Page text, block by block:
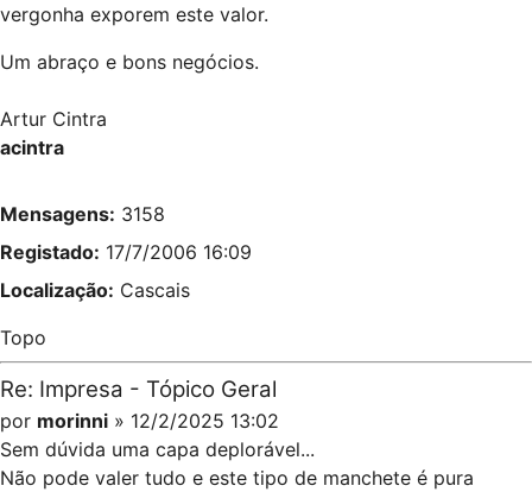
vergonha exporem este valor.
Um abraço e bons negócios.
Artur Cintra
acintra
Mensagens: 3158
Registado: 17/7/2006 16:09
Localização: Cascais
Topo
Re: Impresa - Tópico Geral
por morinni » 12/2/2025 13:02
Sem dúvida uma capa deplorável...
Não pode valer tudo e este tipo de manchete é pura